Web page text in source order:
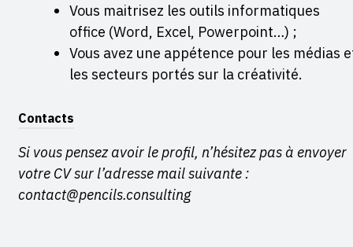
Vous maitrisez les outils informatiques
office (Word, Excel, Powerpoint…) ;
Vous avez une appétence pour les médias
les secteurs portés sur la créativité.
Contacts
Si vous pensez avoir le profil, n’hésitez pas à envoyer
votre CV sur l’adresse mail suivante :
contact@pencils.consulting